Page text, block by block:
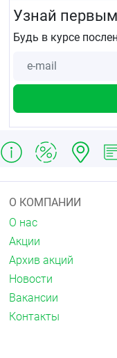
Узнай
Будь в курсе
О КОМПАНИИ
О нас
Акции
Архив акций
Новости
Вакансии
Контакты